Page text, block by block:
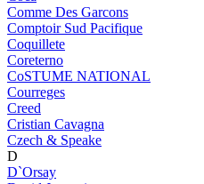
Comme Des Garcons
Comptoir Sud Pacifique
Coquillete
Coreterno
CoSTUME NATIONAL
Courreges
Creed
Cristian Cavagna
Czech & Speake
D
D`Orsay